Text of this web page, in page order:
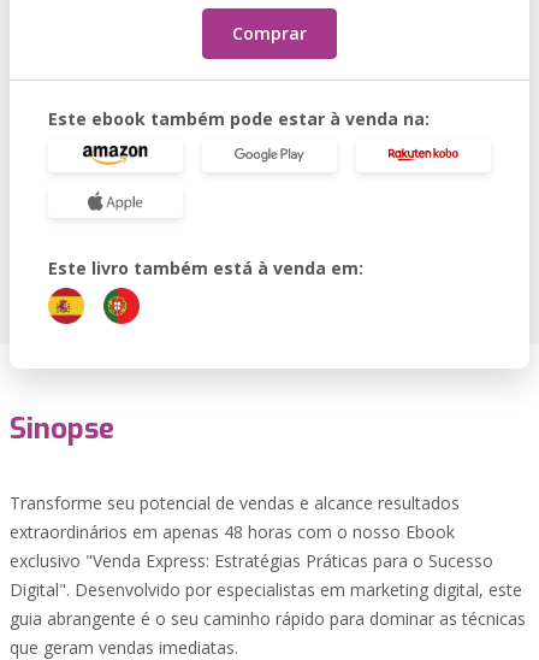
Comprar
Este ebook também pode estar à venda na:
Este livro também está à venda em:
Sinopse
Transforme seu potencial de vendas e alcance resultados
extraordinários em apenas 48 horas com o nosso Ebook
exclusivo "Venda Express: Estratégias Práticas para o Sucesso
Digital". Desenvolvido por especialistas em marketing digital, este
guia abrangente é o seu caminho rápido para dominar as técnicas
que geram vendas imediatas.